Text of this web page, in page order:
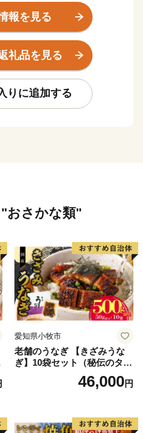
」は、海底遺跡としては、
れています。
る松浦市は、日本有数の漁
にマグロやトラフグ、車エ
りを利用して野菜、果物、
も豊富です。
報を見る
礼品を見る
りに追加する
おさかな類"
愛知県小牧市
老舗のうなぎ 【きざみうな
ぎ】10袋セット（秘伝のタレ
46,000円